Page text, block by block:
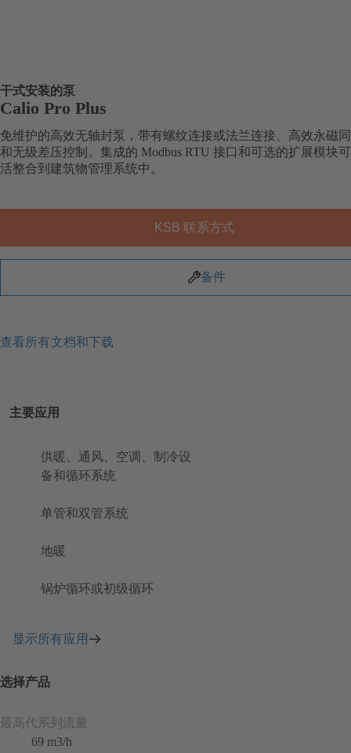
干式安装的泵
Calio Pro Plus
免维护的高效无轴封泵，带有螺纹连接或法兰连接、高效永磁
和无级差压控制。集成的 Modbus RTU 接口和可选的扩展模块
活整合到建筑物管理系统中。
KSB 联系方式
备件
查看所有文档和下载
主要应用
供暖、通风、空调、制冷设
备和循环系统
单管和双管系统
地暖
锅炉循环或初级循环
显示所有应用
选择产品
最高代系列流量
69 m3/h